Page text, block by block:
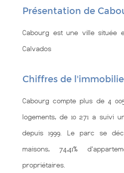
Présentation de
Cabourg est une ville située
Calvados
Chiffres de
Cabourg compte plus de 4
logements, de 10 271 a suivi
depuis 1999. Le parc se
maisons, 74,41%
propriétaires.